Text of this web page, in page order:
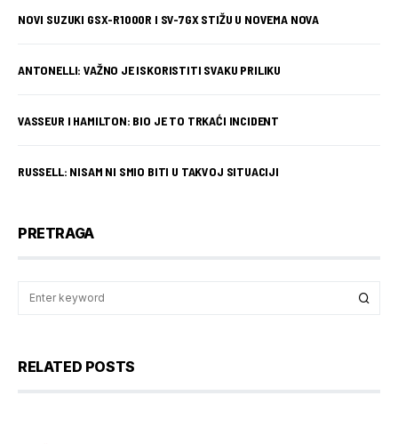
NOVI SUZUKI GSX-R1000R I SV-7GX STIŽU U NOVEMA NOVA
ANTONELLI: VAŽNO JE ISKORISTITI SVAKU PRILIKU
VASSEUR I HAMILTON: BIO JE TO TRKAĆI INCIDENT
RUSSELL: NISAM NI SMIO BITI U TAKVOJ SITUACIJI
PRETRAGA
RELATED POSTS